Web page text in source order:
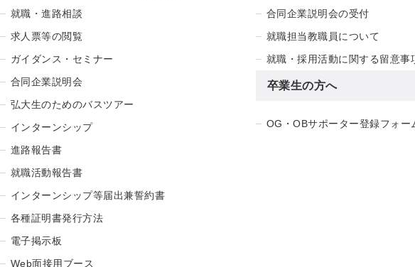
就職・進路相談
求人票等の閲覧
ガイダンス・セミナー
合同企業説明会
弘大生のためのバスツアー
インターンシップ
進路報告書
就職活動報告書
インターンシップ等届出兼誓約書
各種証明書発行方法
電子掲示板
Web面接用ブース
合同企業説明会の受付
就職担当教職員について
就職・採用活動に関する留意事
卒業生の方へ
OG・OBサポーター登録フォー